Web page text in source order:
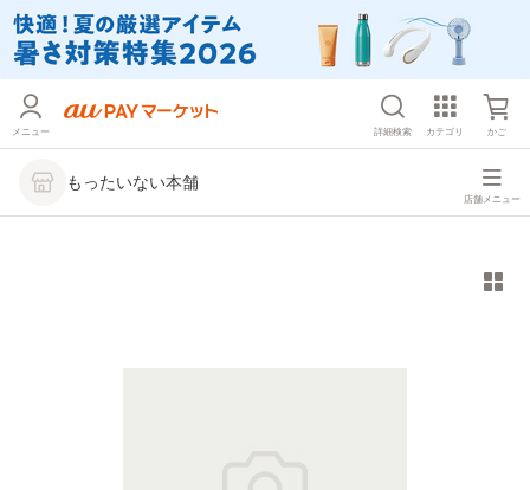
メニュー 詳細検索 カテゴリ かご
もったいない本舗
店舗メニュー